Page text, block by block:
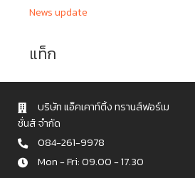
News update
แท็ก
บริษัท แอ็คเคาท์ติ้ง ทรานส์ฟอร์เม
ชั่นส์ จำกัด
084-261-9978
Mon - Fri: 09.00 - 17.30